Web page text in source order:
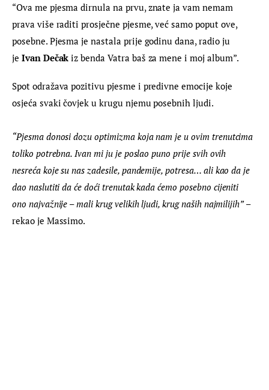
“Ova me pjesma dirnula na prvu, znate ja vam nemam
prava više raditi prosječne pjesme, već samo poput ove,
posebne. Pjesma je nastala prije godinu dana, radio ju
je Ivan Dečak iz benda Vatra baš za mene i moj album”.
Spot odražava pozitivu pjesme i predivne emocije koje
osjeća svaki čovjek u krugu njemu posebnih ljudi.
“Pjesma donosi dozu optimizma koja nam je u ovim trenutcima
toliko potrebna. Ivan mi ju je poslao puno prije svih ovih
nesreća koje su nas zadesile, pandemije, potresa… ali kao da je
dao naslutiti da će doći trenutak kada ćemo posebno cijeniti
ono najvažnije – mali krug velikih ljudi, krug naših najmilijih” –
rekao je Massimo.